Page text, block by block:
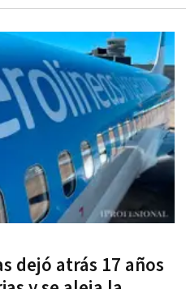
dejó atrás 17 años